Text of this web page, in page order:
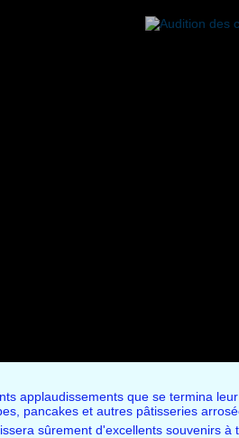
applaudissements que se termina
pancakes et autres pâtisseries
sûrement d'excellents souvenirs à